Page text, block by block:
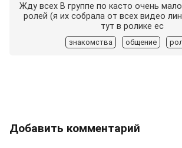
Жду всех В группе по касто очень
ролей (я их собрала от всех видео
тут в ролике ес
знакомства общение
Добавить комментарий